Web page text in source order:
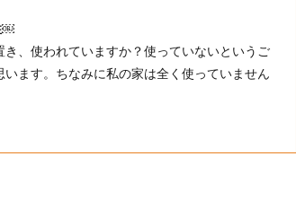
￼
き、使われていますか？使っていないというご
ます。ちなみに私の家は全く使っていません